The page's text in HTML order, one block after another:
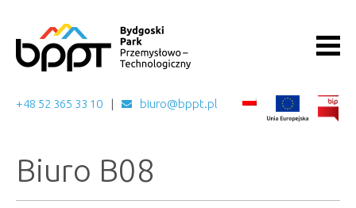
+48 52 365 33 10 biuro@bppt.pl
Biuro B08